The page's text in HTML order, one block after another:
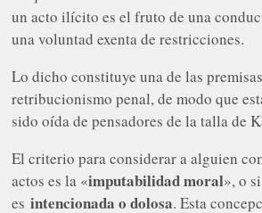
un acto ilícito es el fruto de una
una voluntad exenta de restricciones.
Lo dicho constituye una de las
retribucionismo penal, de modo que
sido oída de pensadores de la talla de
El criterio para considerar a alguien
actos es la «imputabilidad moral», o
esintencionada o dolosa. Esta